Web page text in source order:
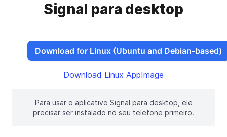
Signal para desktop
Download for Linux (Ubuntu and Debian-based)
Download Linux AppImage
Para usar o aplicativo Signal para desktop, ele
precisar ser instalado no seu telefone primeiro.